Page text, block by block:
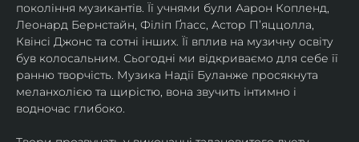
покоління музикантів. Її учнями були Аарон Копленд,
Леонард Бернстайн, Філіп Ґласс, Астор П’яццолла,
Квінсі Джонс та сотні інших. Її вплив на музичну освіту
був колосальним. Сьогодні ми відкриваємо для себе її
ранню творчість. Музика Надії Буланже просякнута
меланхолією та щирістю, вона звучить інтимно і
водночас глибоко.